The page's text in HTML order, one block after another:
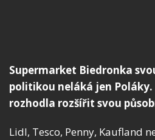
Supermarket Biedronka
politikou neláká jen Poláky.
rozhodla rozšířit svou
Lidl, Tesco, Penny, Kaufland